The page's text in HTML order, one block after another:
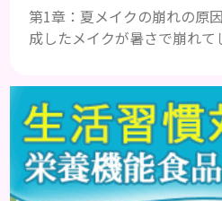
第1章：夏メイクの崩れの原
成したメイクが暑さで崩れ
脂や汗でTゾーンや小鼻周り
ョンがヨレると一日中憂鬱
温や湿度が高くなることで皮
と混ざってメイクが崩れやす
も、崩れにくい夏メイクは、
ォータープルーフ処方の...